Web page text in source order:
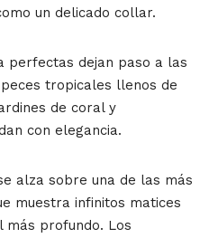
un delicado collar.
perfectas dejan paso a las
tropicales llenos de
de coral y
con elegancia.
alza sobre una de las más
muestra infinitos matices
más profundo. Los